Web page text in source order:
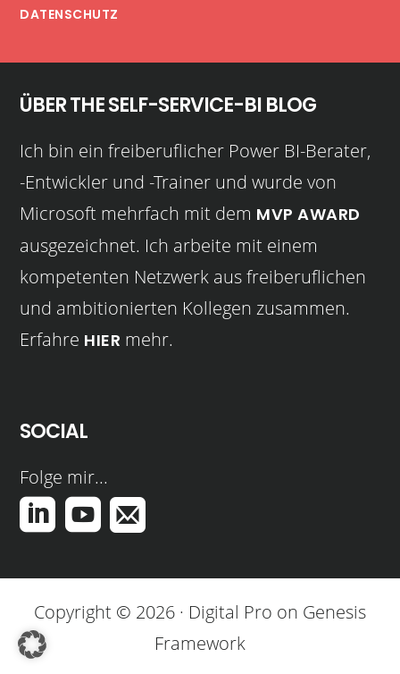
DATENSCHUTZ
ÜBER THE SELF-SERVICE-BI BLOG
Ich bin ein freiberuflicher Power BI-Berater,
-Entwickler und -Trainer und wurde von
Microsoft mehrfach mit dem MVP AWARD
ausgezeichnet. Ich arbeite mit einem
kompetenten Netzwerk aus freiberuflichen
und ambitionierten Kollegen zusammen.
Erfahre HIER mehr.
SOCIAL
Folge mir...
Copyright © 2026 · Digital Pro on Genesis
Framework